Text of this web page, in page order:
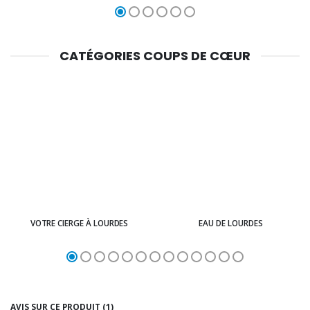
CATÉGORIES COUPS DE CŒUR
VOTRE CIERGE À LOURDES EAU DE LOURDES
AVIS SUR CE PRODUIT (1)